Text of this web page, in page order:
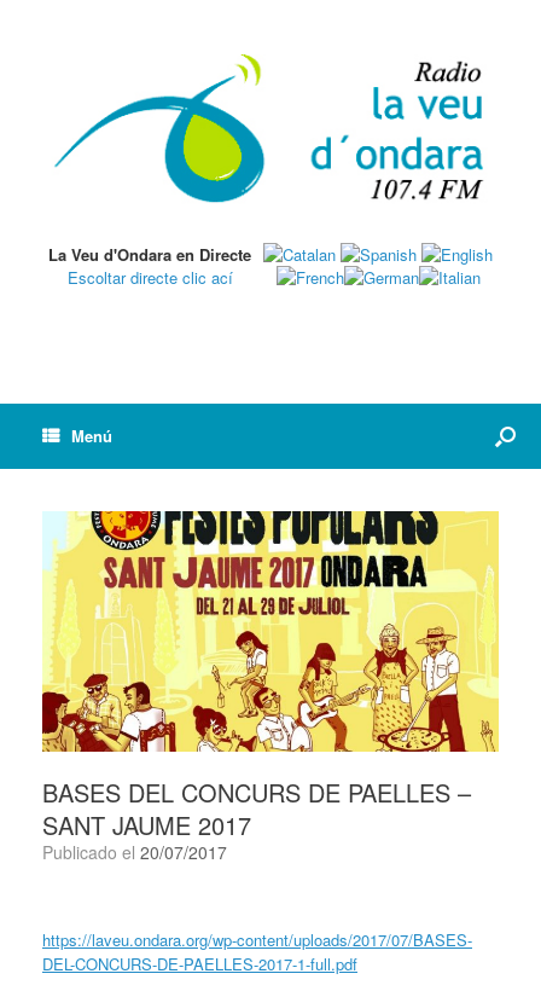
La Veu d'Ondara en Directe
Escoltar directe clic ací
Menú
BASES DEL CONCURS DE PAELLES –
SANT JAUME 2017
Publicado el 20/07/2017
https://laveu.ondara.org/wp-content/uploads/2017/07/BASES-
DEL-CONCURS-DE-PAELLES-2017-1-full.pdf